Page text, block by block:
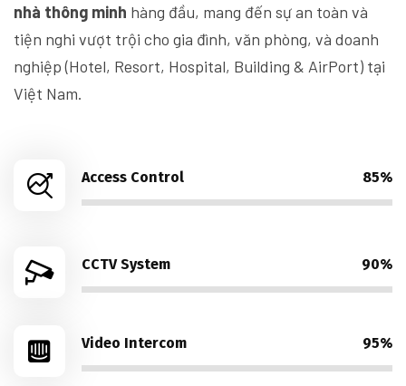
nhà thông minh hàng đầu, mang đến sự an toàn và
tiện nghi vượt trội cho gia đình, văn phòng, và doanh
nghiệp (Hotel, Resort, Hospital, Building & AirPort) tại
Việt Nam.
Access Control 85%
CCTV System 90%
Video Intercom 95%